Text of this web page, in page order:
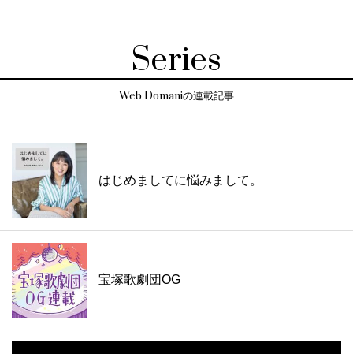
Series
Web Domaniの連載記事
はじめましてに悩みまして。
宝塚歌劇団OG